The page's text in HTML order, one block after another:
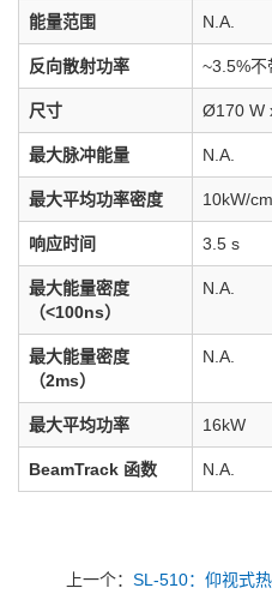
能量范围 N.A.
反向散射功率 ~3.5%不
尺寸 Ø170 W
最大脉冲能量 N.A.
最大平均功率密度 10kW/
响应时间 3.5 s
最大能量密度
（<100ns）
N.A.
最大能量密度
（2ms）
N.A.
最大平均功率 16kW
BeamTrack 函数 N.A.
上一个： SL-510：仰视式